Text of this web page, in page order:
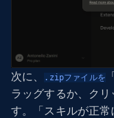
次に、 .zipファイルを
ラッグするか、ク
す。「スキルが正